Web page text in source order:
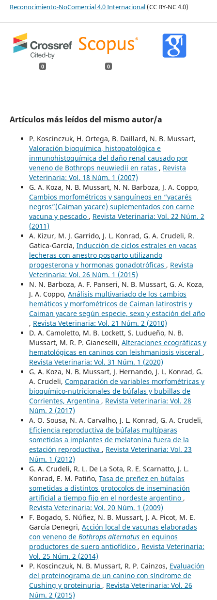
Reconocimiento-NoComercial 4.0 Internacional(CC BY-NC 4.0)
0 0
Artículos más leídos del mismo autor/a
P. Koscinczuk, H. Ortega, B. Daillard, N. B. Mussart,
Valoración bioquímica, histopatológica e
inmunohistoquímica del daño renal causado por
veneno de Bothrops neuwiedii en ratas , Revista
Veterinaria: Vol. 18 Núm. 1 (2007)
G. A. Koza, N. B. Mussart, N. N. Barboza, J. A. Coppo,
Cambios morfométricos y sanguíneos en “yacarés
negros”(Caiman yacare) suplementados con carne
vacuna y pescado , Revista Veterinaria: Vol. 22 Núm. 2
(2011)
A. Kizur, M. J. Garrido, J. L. Konrad, G. A. Crudeli, R.
Gatica-García, Inducción de ciclos estrales en vacas
lecheras con anestro posparto utilizando
progesterona y hormonas gonadotróficas , Revista
Veterinaria: Vol. 26 Núm. 1 (2015)
N. N. Barboza, A. F. Panseri, N. B. Mussart, G. A. Koza,
J. A. Coppo, Análisis multivariado de los cambios
hemáticos y morfométricos de Caiman latirostris y
Caiman yacare según especie, sexo y estación del año
, Revista Veterinaria: Vol. 21 Núm. 2 (2010)
D. A. Camoletto, M. B. Lockett, S. Ludueño, N. B.
Mussart, M. R. P. Gianeselli, Alteraciones ecográficas y
hematológicas en caninos con leishmaniosis visceral ,
Revista Veterinaria: Vol. 31 Núm. 1 (2020)
G. A. Koza, N. B. Mussart, J. Hernando, J. L. Konrad, G.
A. Crudeli, Comparación de variables morfométricas y
bioquímico-nutricionales de búfalas y bubillas de
Corrientes, Argentina , Revista Veterinaria: Vol. 28
Núm. 2 (2017)
A. O. Sousa, N. A. Carvalho, J. L. Konrad, G. A. Crudeli,
Eficiencia reproductiva de búfalas multíparas
sometidas a implantes de melatonina fuera de la
estación reproductiva , Revista Veterinaria: Vol. 23
Núm. 1 (2012)
G. A. Crudeli, R. L. De La Sota, R. E. Scarnatto, J. L.
Konrad, E. M. Patiño, Tasa de preñez en búfalas
sometidas a distintos protocolos de inseminación
artificial a tiempo fijo en el nordeste argentino ,
Revista Veterinaria: Vol. 20 Núm. 1 (2009)
F. Bogado, S. Núñez, N. B. Mussart, J. A. Picot, M. E.
García Denegri, Acción local de vacunas elaboradas
con veneno de Bothrops alternatusen equinos
productores de suero antiofídico , Revista Veterinaria:
Vol. 25 Núm. 2 (2014)
P. Koscinczuk, N. B. Mussart, R. P. Cainzos, Evaluación
del proteinograma de un canino con síndrome de
Cushing y proteinuria , Revista Veterinaria: Vol. 26
Núm. 2 (2015)